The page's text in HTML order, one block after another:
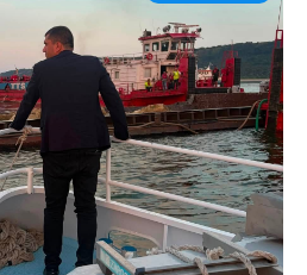
textul pentru
aici
aici
aici
subti